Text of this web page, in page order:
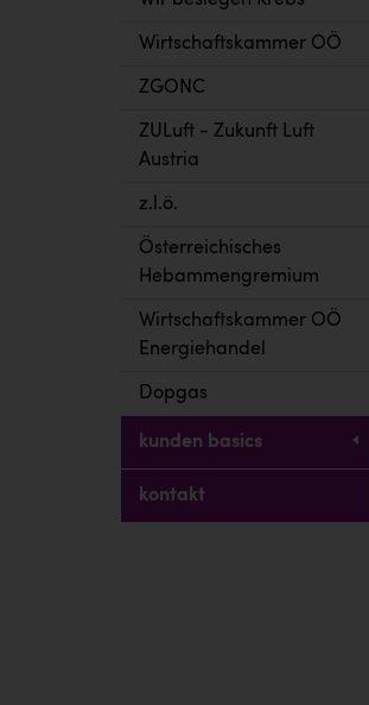
Wirtschaftskammer OÖ
ZGONC
ZULuft - Zukunft Luft
Austria
z.l.ö.
Österreichisches
Hebammengremium
Wirtschaftskammer OÖ
Energiehandel
Dopgas
kunden basics
kontakt